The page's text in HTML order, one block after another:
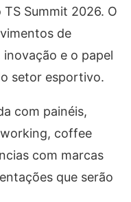
Summit 2026. O
de
e o papel
setor esportivo.
com painéis,
coffee
com marcas
que serão